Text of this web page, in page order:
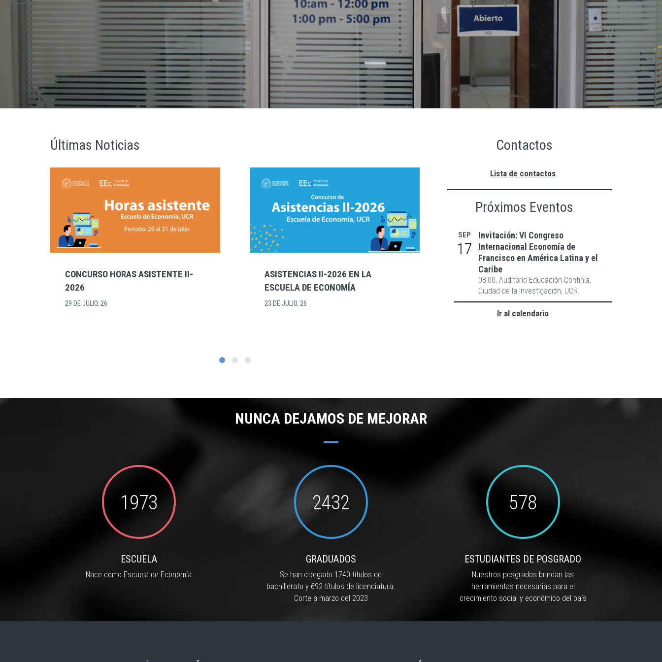
Últimas Noticias
ASISTENCIAS II-2026 EN LA
ESCUELA DE ECONOMÍA
23 DE JULIO, 26
CONFERENCIA DE ECONOMISTAS
2026 - POSTULACIONES PARA
PRESENTACIONES EN SESIONES
CONVOCATORIA PROGRAMA DE
DESARROLLO ACADÉMICO DE LOS
ESTUDIANTES DE ECONOMÍA DE LA
UCR (PDA) II-2026
Contactos
Lista de contactos
Próximos Eventos
SEP
17
Invitación: VI Congreso
Internacional Economía de
Francisco en América Latina y el
Caribe
08:00, Auditorio Educación Continia,
Ciudad de la Investigación, UCR.
Ir al calendario
NUNCA DEJAMOS DE MEJORAR
1973
ESCUELA
Nace como Escuela de Economía
2432
GRADUADOS
Se han otorgado 1740 títulos de
bachillerato y 692 títulos de licenciatura.
Corte a marzo del 2023
578
ESTUDIANTES DE POSGRADO
Nuestros posgrados brindan las
herramientas necesarias para el
crecimiento social y económico del país